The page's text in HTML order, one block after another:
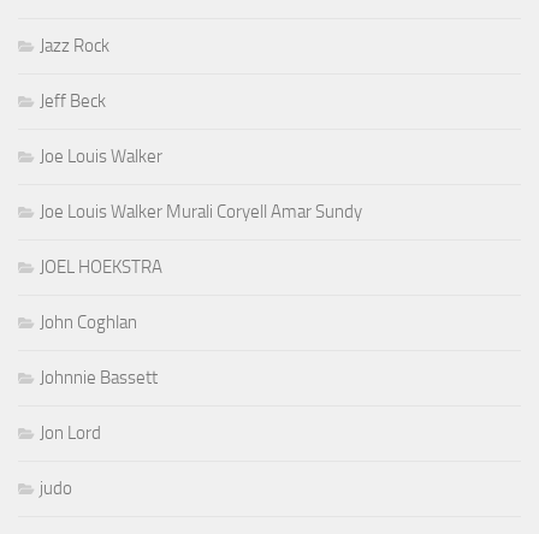
Jazz Rock
Jeff Beck
Joe Louis Walker
Joe Louis Walker Murali Coryell Amar Sundy
JOEL HOEKSTRA
John Coghlan
Johnnie Bassett
Jon Lord
judo